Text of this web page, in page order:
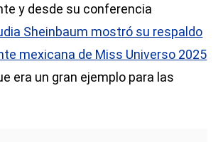
y desde su conferencia
Sheinbaum mostró su respaldo
mexicana de Miss Universo 2025
era un gran ejemplo para las